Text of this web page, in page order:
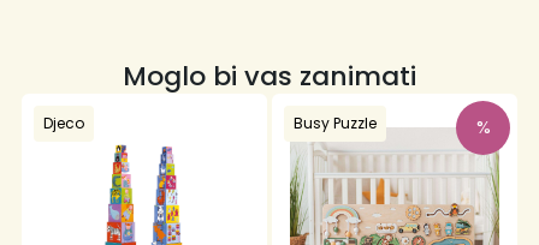
Moglo bi vas zanimati
Djeco Busy Puzzle %